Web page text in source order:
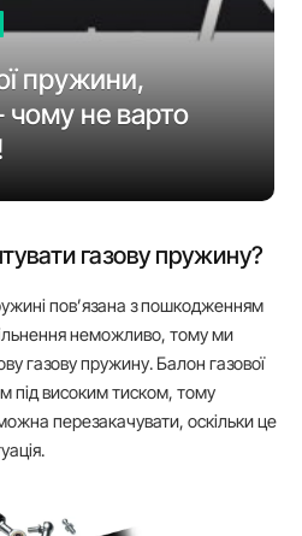
пружини,
чому не варто
газову пружину?
пов’язана з пошкодженням
неможливо, тому ми
газову пружину. Балон газової
під високим тиском, тому
перезакачувати, оскільки це